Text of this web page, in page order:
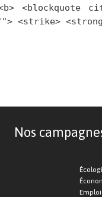
<blockquote
<strike>
Nos
Emploi